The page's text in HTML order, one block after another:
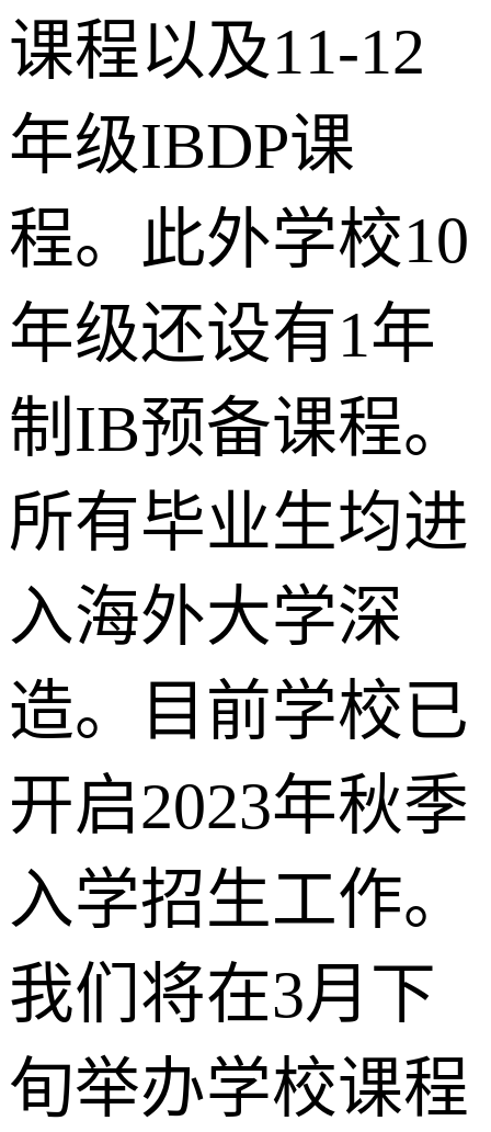
课程以及11-12
年级IBDP课
程。此外学校10
年级还设有1年
制IB预备课程。
所有毕业生均进
入海外大学深
造。目前学校已
开启2023年秋季
入学招生工作。
我们将在3月下
旬举办学校课程